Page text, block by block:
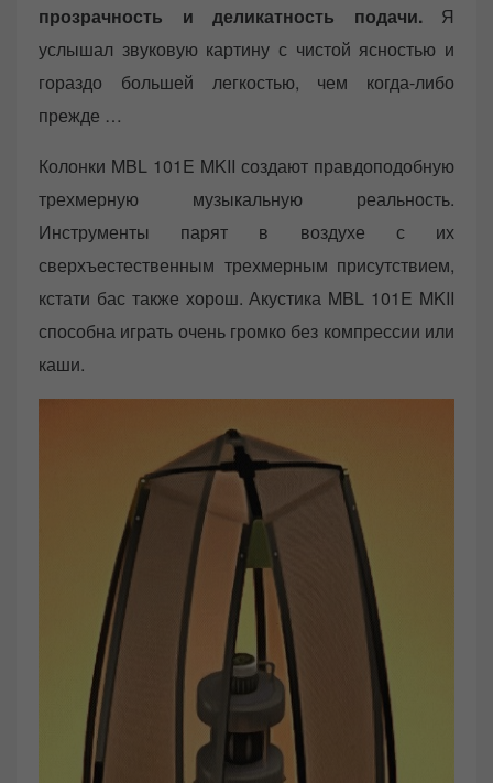
прозрачность и деликатность подачи.Я
услышал звуковую картину с чистой ясностью и
гораздо большей легкостью, чем когда-либо
прежде …
Колонки MBL 101E MKII создают правдоподобную
трехмерную музыкальную реальность.
Инструменты парят в воздухе с их
сверхъестественным трехмерным присутствием,
кстати бас также хорош. Акустика MBL 101E MKII
способна играть очень громко без компрессии или
каши.